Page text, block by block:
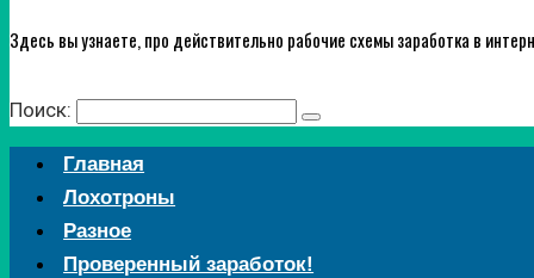
Здесь вы узнаете, про действительно рабочие схемы заработка в
Поиск:
Главная
Лохотроны
Разное
Проверенный заработок!